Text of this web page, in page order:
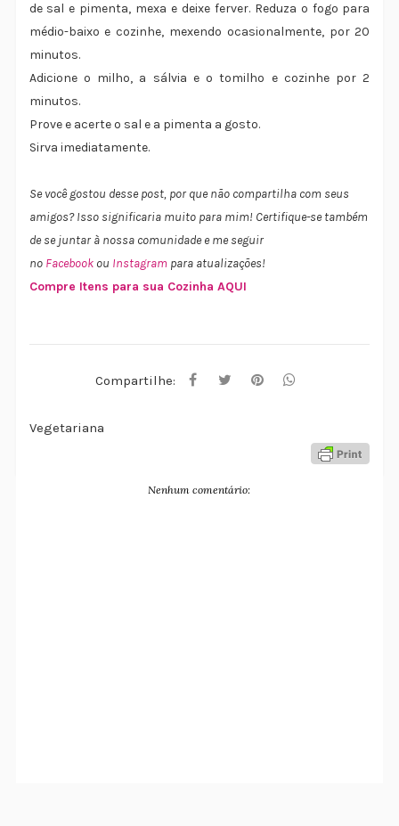
de sal e pimenta, mexa e deixe ferver. Reduza o fogo para
médio-baixo e cozinhe, mexendo ocasionalmente, por 20
minutos.
Adicione o milho, a sálvia e o tomilho e cozinhe por 2
minutos.
Prove e acerte o sal e a pimenta a gosto.
Sirva imediatamente.
Se você gostou desse post, por que não compartilha com seus
amigos? Isso significaria muito para mim! Certifique-se também
de se juntar à nossa comunidade e me seguir
no Facebook ou Instagram para atualizações!
Compre Itens para sua Cozinha AQUI
Compartilhe:
Vegetariana
Nenhum comentário: